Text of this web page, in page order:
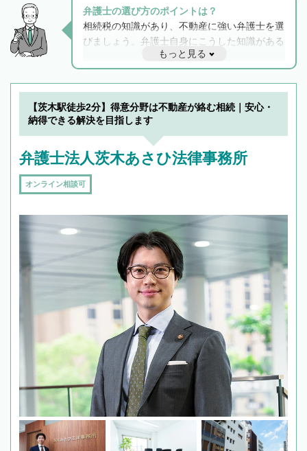
弁護士の選び方のポイントは？
相続税の知識があり、不動産に強い弁護士を選
びましょう。弁護士自身にこうした知識がある
と他士業との連携もスムーズに進み、トラブル
解決のみならず相続をトータルで任せることが
できます。また、相続は感情がからむ分野なの
でフィーリングも重要です。実際に電話や面談
で複数の弁護士と会話をしてウマが合う方に依
もっと見る
【茨木駅徒歩2分】得意分野は不動産が絡む相続｜安心・
納得できる解決を目指します
弁護士法人茨木あさひ法律事務所
オンライン相談可